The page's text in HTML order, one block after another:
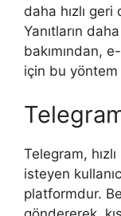
daha hızlı geri
Yanıtların
bakımından,
için bu yöntem
Telegram,
isteyen
platformdur.